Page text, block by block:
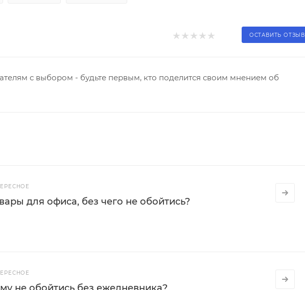
ОСТАВИТЬ ОТЗЫВ
с выбором - будьте первым, кто поделится своим мнением об
для офиса, без чего не обойтись?